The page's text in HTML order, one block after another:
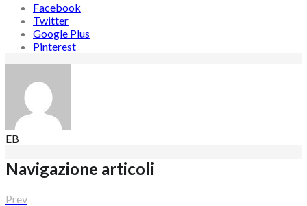
Facebook
Twitter
Google Plus
Pinterest
EB
Navigazione articoli
Prev